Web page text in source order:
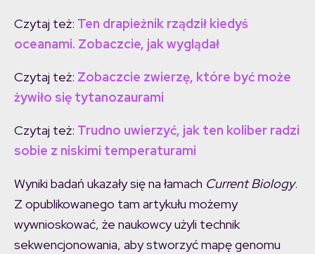
Czytaj też: Ten drapieżnik rządził kiedyś
oceanami. Zobaczcie, jak wyglądał
Czytaj też: Zobaczcie zwierzę, które być może
żywiło się tytanozaurami
Czytaj też: Trudno uwierzyć, jak ten koliber radzi
sobie z niskimi temperaturami
Wyniki badań ukazały się na łamach Current Biology.
Z opublikowanego tam artykułu możemy
wywnioskować, że naukowcy użyli technik
sekwencjonowania, aby stworzyć mapę genomu